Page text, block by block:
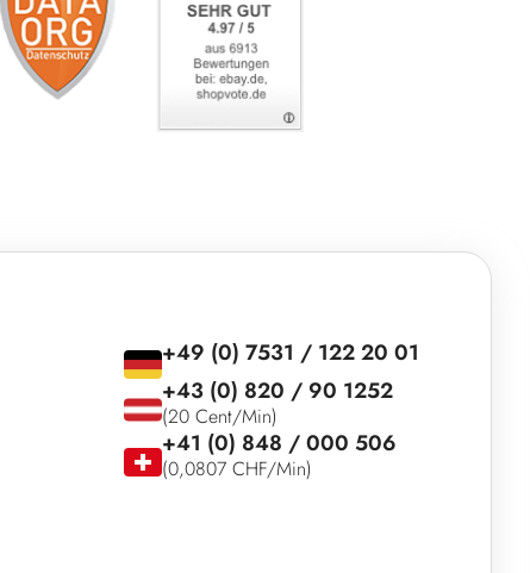
+49 (0) 7531 / 122 20 01
+43 (0) 820 / 90 1252
(20 Cent/Min)
+41 (0) 848 / 000 506
(0,0807 CHF/Min)